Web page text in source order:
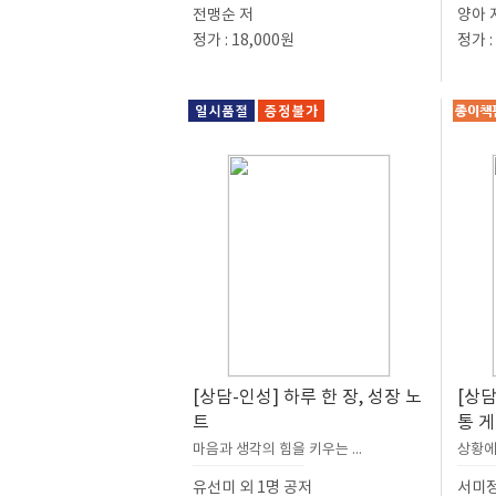
전맹순 저
정가 : 18,000원
양아
정가
[상담-인성] 하루 한 장, 성장 노
트
마음과 생각의 힘을 키우는 ...
유선미 외 1명 공저
[상
통
상황
서미